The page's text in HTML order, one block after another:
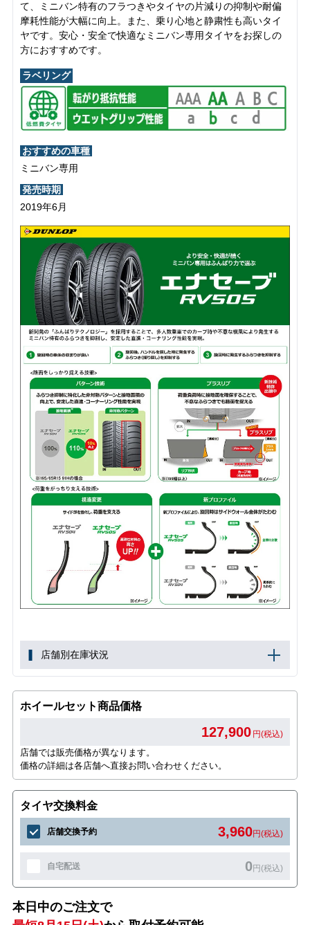
て、ミニバン特有のフラつきやタイヤの片減りの抑制や耐偏
摩耗性能が大幅に向上。また、乗り心地と静粛性も高いタイ
ヤです。安心・安全で快適なミニバン専用タイヤをお探しの
方におすすめです。
ラベリング
おすすめの車種
ミニバン専用
発売時期
2019年6月
店舗別在庫状況
ホイールセット商品価格
127,900 円(税込)
店舗では販売価格が異なります。
価格の詳細は各店舗へ直接お問い合わせください。
タイヤ交換料金
店舗交換予約 3,960円(税込)
自宅配送 0円(税込)
本日中のご注文で